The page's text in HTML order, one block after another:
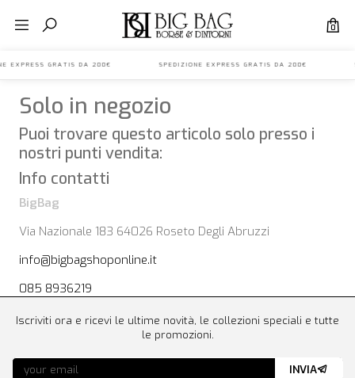
0
EXPRESS GRATIS DA 200€ SPEDIZIONE EXPRESS GRATIS DA
Solo in negozio
Puoi trovare questo articolo solo presso i
nostri punti vendita:
Info contatti
BigBag
Via Nazionale 183 64026 Roseto Degli Abruzzi
info@bigbagshoponline.it
085 8936219
Iscriviti ora e ricevi le ultime novità, le collezioni speciali e tutte
le promozioni.
INVIA